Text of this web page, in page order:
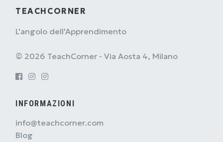
TEACHCORNER
L'angolo dell'Apprendimento
© 2026 TeachCorner - Via Aosta 4, Milano
INFORMAZIONI
info@teachcorner.com
Blog